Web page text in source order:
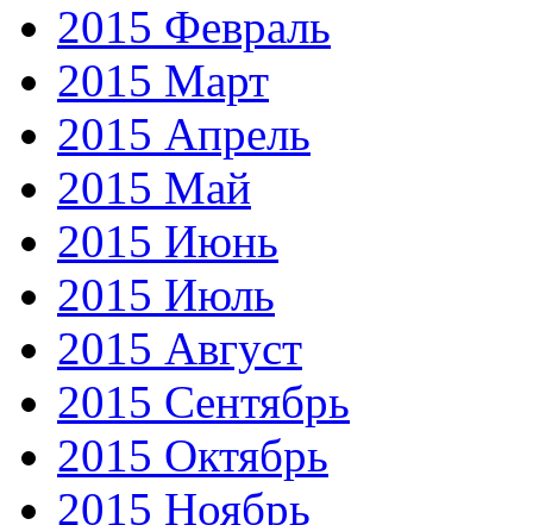
2015 Февраль
2015 Март
2015 Апрель
2015 Май
2015 Июнь
2015 Июль
2015 Август
2015 Сентябрь
2015 Октябрь
2015 Ноябрь